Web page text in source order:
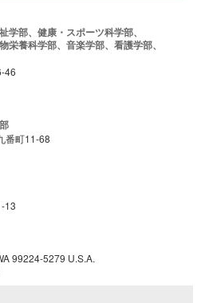
学部、 健康・スポーツ科学部、
栄養科学部、 音楽学部、 看護学部、
46
番町11-68
13
99224-5279 U.S.A.